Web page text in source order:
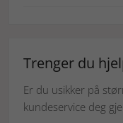
Trenger du
Er du usikker på
kundeservice deg